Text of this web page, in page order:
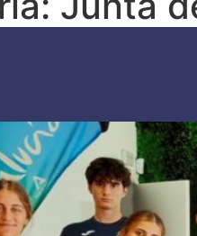
CETDI 26/